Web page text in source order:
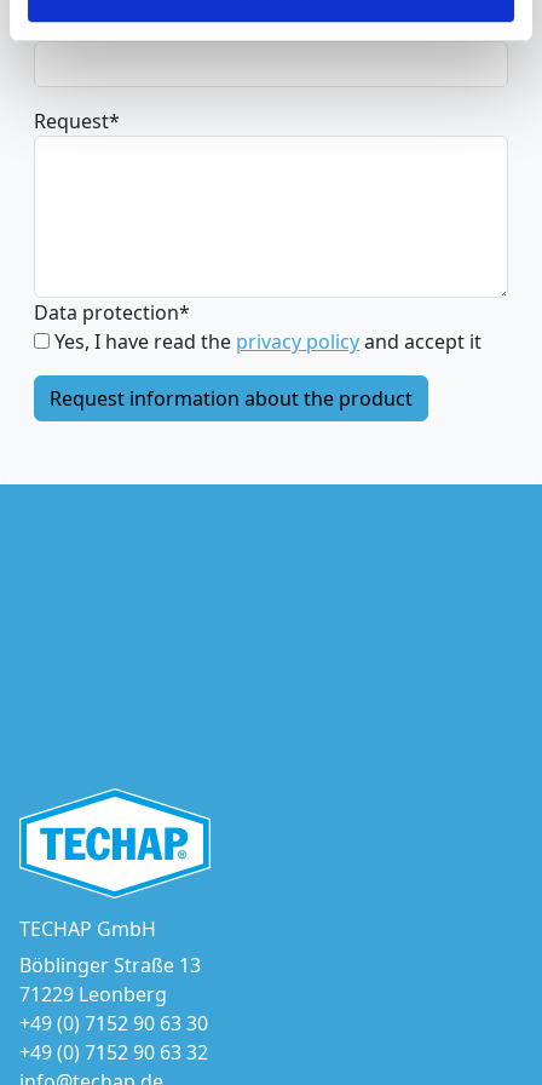
Telephone
Request*
Data protection*
Yes, I have read the privacy policyand accept it
TECHAP GmbH
Böblinger Straße 13
71229 Leonberg
+49 (0) 7152 90 63 30
+49 (0) 7152 90 63 32